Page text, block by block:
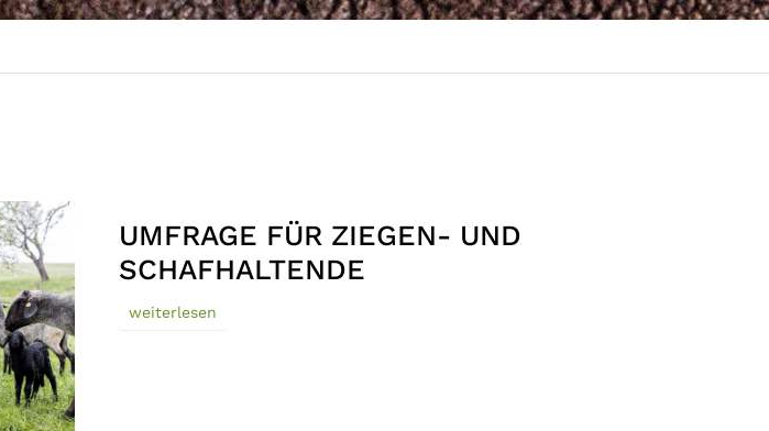
UMFRAGE FÜR ZIEGEN- UND
SCHAFHALTENDE
weiterlesen